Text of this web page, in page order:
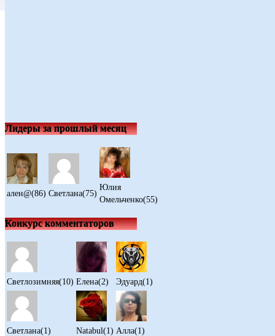
Лидеры за прошлый месяц
ален@(86) Светлана(75)
Юлия
Омельченко(55)
Конкурс комментаторов
Светлозимняя(10) Елена(2) Эдуард(1)
Светлана(1) Natabul(1) Алла(1)